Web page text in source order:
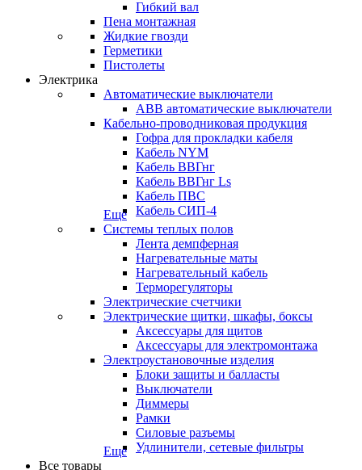
Гибкий вал
Пена монтажная
Жидкие гвозди
Герметики
Пистолеты
Электрика
Автоматические выключатели
ABB автоматические выключатели
Кабельно-проводниковая продукция
Гофра для прокладки кабеля
Кабель NYM
Кабель ВВГнг
Кабель ВВГнг Ls
Кабель ПВС
Кабель СИП-4
Еще
Системы теплых полов
Лента демпферная
Нагревательные маты
Нагревательный кабель
Терморегуляторы
Электрические счетчики
Электрические щитки, шкафы, боксы
Аксессуары для щитов
Аксессуары для электромонтажа
Электроустановочные изделия
Блоки защиты и балласты
Выключатели
Диммеры
Рамки
Силовые разъемы
Удлинители, сетевые фильтры
Еще
Все товары